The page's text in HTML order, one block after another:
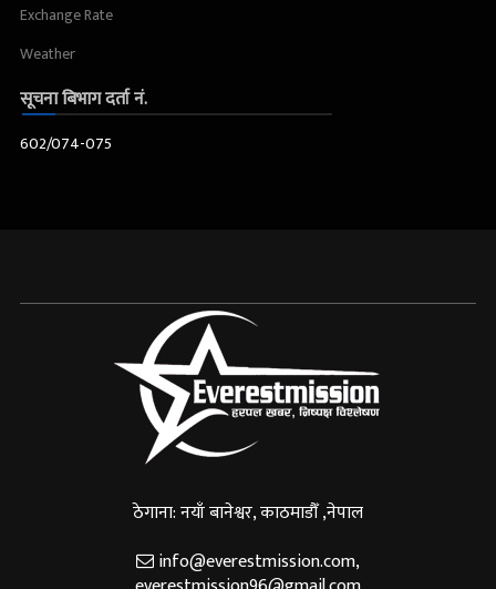
Exchange Rate
Weather
सूचना बिभाग दर्ता नं.
602/074-075
ठेगाना: नयाँ बानेश्वर, काठमाडौँ ,नेपाल
info@everestmission.com,